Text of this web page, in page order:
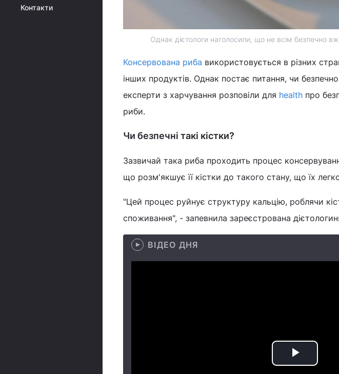
Контакти
Однак дієтологи наголосили, що не всім безпечно
Консервована риба використовується в різних
інших продуктів. Однак постає питання, чи
експерти з харчування розповіли для health про
риби.
Чи безпечні такі кістки?
Зазвичай така риба проходить процес
що розм'якшує її кістки до такого стану, що їх
"Цей процес руйнує структуру кальцію, роблячи
споживання", - запевнила зареєстрована
ВІДЕО ДНЯ
Play